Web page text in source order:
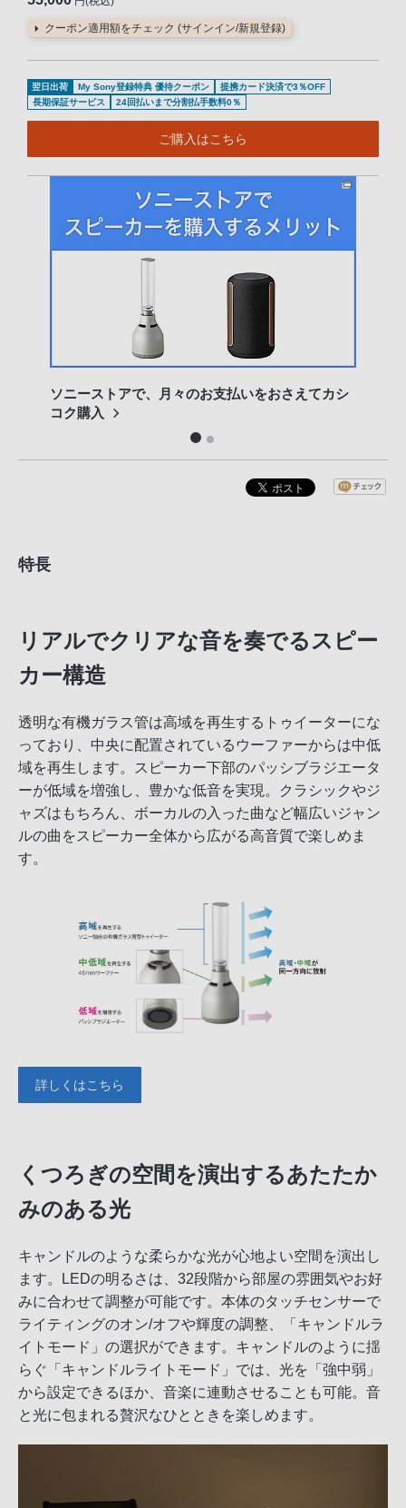
クーポン適用額をチェック (サインイン/新規登録)
翌日出荷 My Sony登録特典 優待クーポン
提携カード決済で3％OFF
長期保証サービス
24回払いまで分割払手数料0％
ご購入はこちら
ソニーストアで、月々のお支払いをおさえてカシ
コク購入
特長
リアルでクリアな音を奏でるスピー
カー構造
透明な有機ガラス管は高域を再生するトゥイーターにな
っており、中央に配置されているウーファーからは中低
域を再生します。スピーカー下部のパッシブラジエータ
ーが低域を増強し、豊かな低音を実現。クラシックやジ
ャズはもちろん、ボーカルの入った曲など幅広いジャン
ルの曲をスピーカー全体から広がる高音質で楽しめま
す。
詳しくはこちら
くつろぎの空間を演出するあたたか
みのある光
キャンドルのような柔らかな光が心地よい空間を演出し
ます。LEDの明るさは、32段階から部屋の雰囲気やお好
みに合わせて調整が可能です。本体のタッチセンサーで
ライティングのオン/オフや輝度の調整、「キャンドルラ
イトモード」の選択ができます。キャンドルのように揺
らぐ「キャンドルライトモード」では、光を「強中弱」
から設定できるほか、音楽に連動させることも可能。音
と光に包まれる贅沢なひとときを楽しめます。